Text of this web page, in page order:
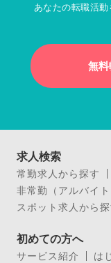
あなたの転職活
無
求人検索
常勤求人から探す
非常勤（アルバイ
スポット求人から
初めての方へ
サービス紹介
は